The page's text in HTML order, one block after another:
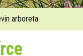
arboreta